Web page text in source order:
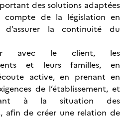
des solutions adaptées
de la législation en
d’assurer la continuité du
avec le client, les
et leurs familles, en
active, en prenant en
de l’établissement, et
à la situation des
afin de créer une relation de